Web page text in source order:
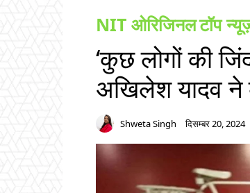
NIT ओरिजिनलटॉप
‘कुछ लोगों की
अखिलेश यादव
Shweta Singh दिसम्बर 20, 2024